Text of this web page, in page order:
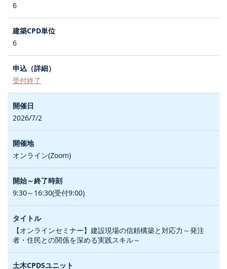
6
6
受付終了
2026/7/2
オンライン(Zoom)
9:30～16:30(受付9:00)
【オンラインセミナー】建設現場の信頼構築と対応力～発注
者・住民との関係を深める実践スキル～